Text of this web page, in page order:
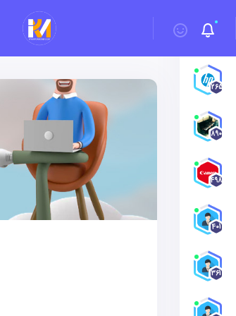
1265
890
498
401
361